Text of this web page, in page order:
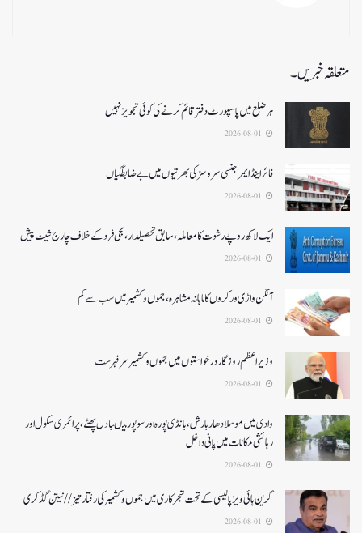
متعلقہ خبریں۔
ہر ضلع میں پاسپورٹ دفتر قائم کرنے کی کوئی تجویز نہیں
فائر اینڈ ایمرجنسی سروسزکی بھرتیوں میں بے ضابطگیاں
ایک لاکھ روپے رشوت کا معاملہ،سابق تحصیلدار، نجی فرد کے خلاف چارج شیٹ پیش
آنگن واڑی ورکروں کا ماہانہ مشاہرہ، جموں و کشمیر میں سب سے کم
وزیر اعظم روزگار درخواستوں میں جموں و کشمیر سرفہرست
وادی میں موسلادھار بارش،بانڈی پورہ اور سوپور میںبادل پھٹے، پرائمری سکول اور
رہائشی مکانات میں پانی داخل
گرین ہائی ویز پالیسی کے تحت شجرکاری میں جموں و کشمیر کی رفتار تیز// نیتن گڈکری